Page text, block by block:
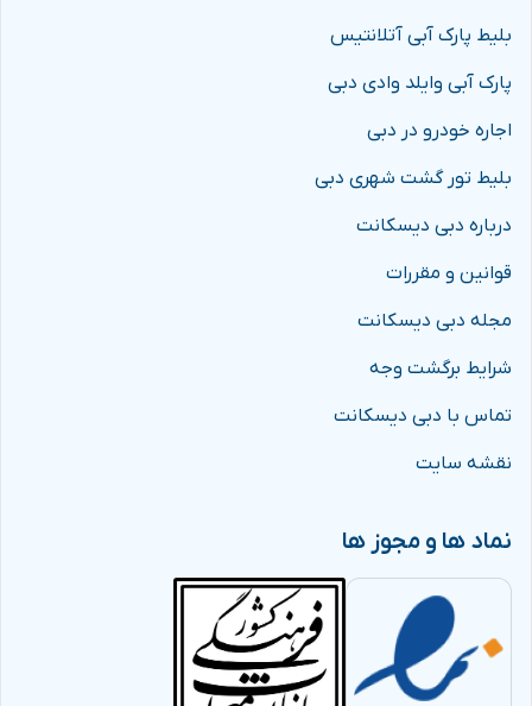
بلیط پارک آبی آتلانتیس
پارک آبی وایلد وادی دبی
اجاره خودرو در دبی
بلیط تور گشت شهری دبی
درباره دبی دیسکانت
قوانین و مقررات
مجله دبی دیسکانت
شرایط برگشت وجه
تماس با دبی دیسکانت
نقشه سایت
نماد ها و مجوز ها